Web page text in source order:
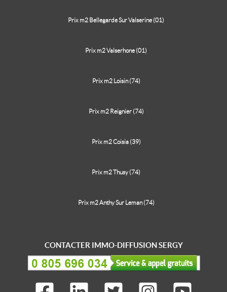
Prix m2 Bellegarde Sur Valserine (01)
Prix m2 Valserhone (01)
Prix m2 Loisin (74)
Prix m2 Reignier (74)
Prix m2 Coisia (39)
Prix m2 Thusy (74)
Prix m2 Anthy Sur Leman (74)
CONTACTER IMMO-DIFFUSION SERGY